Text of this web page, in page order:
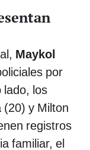
Maykol
por
lado, los
(20) y Milton
registros
familiar, el